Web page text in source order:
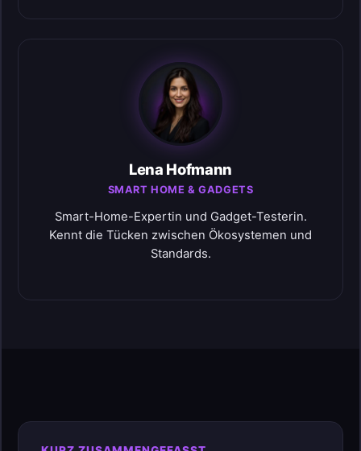
Lena Hofmann
SMART HOME & GADGETS
Smart-Home-Expertin und Gadget-Testerin.
Kennt die Tücken zwischen Ökosystemen und
Standards.